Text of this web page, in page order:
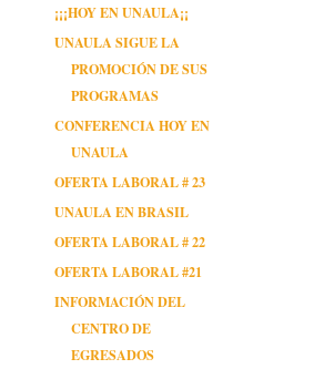
¡¡¡HOY EN UNAULA¡¡
UNAULA SIGUE LA
PROMOCIÓN DE SUS
PROGRAMAS
CONFERENCIA HOY EN
UNAULA
OFERTA LABORAL # 23
UNAULA EN BRASIL
OFERTA LABORAL # 22
OFERTA LABORAL #21
INFORMACIÓN DEL
CENTRO DE
EGRESADOS